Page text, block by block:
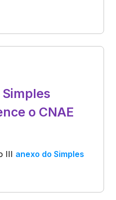
o CNAE
III anexo do Simples